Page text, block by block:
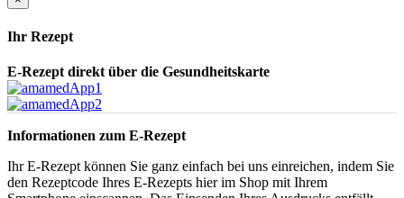
Ihr Rezept
E-Rezept direkt über die Gesundheitskarte
Informationen zum E-Rezept
Ihr E-Rezept können Sie ganz einfach bei uns einreichen, indem Sie
den Rezeptcode Ihres E-Rezepts hier im Shop mit Ihrem